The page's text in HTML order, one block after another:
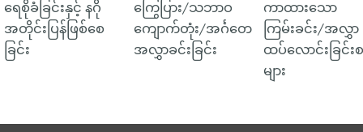
ရေစိုခံခြင်းနှင့် နဂို
အတိုင်းပြန်ဖြစ်စေ
ခြင်း
ကြွေပြား/သဘာဝ
ကျောက်တုံး/အင်္ဂတေ
အလွှာခင်းခြင်း
ကာထားသော
ကြမ်းခင်း/အလွှာ
ထပ်လောင်းခြင်း
များ